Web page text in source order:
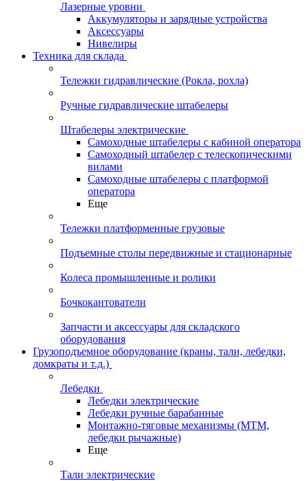
Лазерные уровни
Аккумуляторы и зарядные устройства
Аксессуары
Нивелиры
Техника для склада
Тележки гидравлические (Рокла, рохла)
Ручные гидравлические штабелеры
Штабелеры электрические
Самоходные штабелеры с кабиной оператора
Самоходный штабелер с телескопическими
вилами
Самоходные штабелеры с платформой
оператора
Еще
Тележки платформенные грузовые
Подъемные столы передвижные и стационарные
Колеса промышленные и ролики
Бочкокантователи
Запчасти и аксессуары для складского
оборудования
Грузоподъемное оборудование (краны, тали, лебедки,
домкраты и т.д.)
Лебедки
Лебедки электрические
Лебедки ручные барабанные
Монтажно-тяговые механизмы (МТМ,
лебедки рычажные)
Еще
Тали электрические